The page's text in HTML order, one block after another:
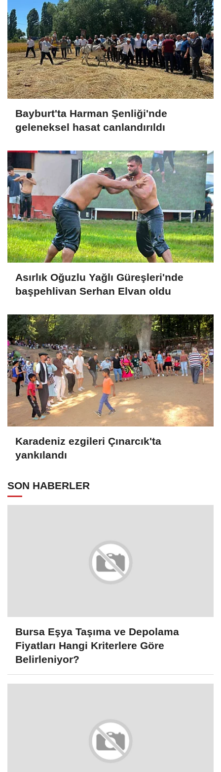
Bayburt'ta Harman Şenliği'nde
geleneksel hasat canlandırıldı
Asırlık Oğuzlu Yağlı Güreşleri'nde
başpehlivan Serhan Elvan oldu
Karadeniz ezgileri Çınarcık'ta
yankılandı
SON HABERLER
Bursa Eşya Taşıma ve Depolama
Fiyatları Hangi Kriterlere Göre
Belirleniyor?